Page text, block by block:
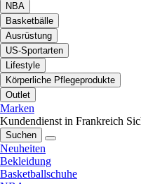
NBA
Basketbälle
Ausrüstung
US-Sportarten
Lifestyle
Körperliche Pflegeprodukte
Outlet
Marken
Kundendienst in Frankreich
Suchen
Neuheiten
Bekleidung
Basketballschuhe